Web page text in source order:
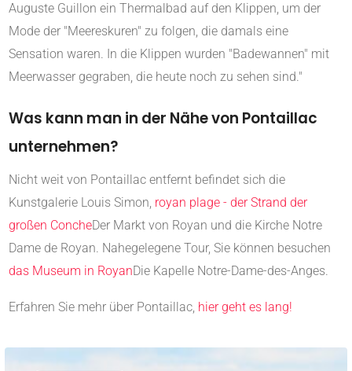
Auguste Guillon ein Thermalbad auf den Klippen, um der
Mode der "Meereskuren" zu folgen, die damals eine
Sensation waren. In die Klippen wurden "Badewannen" mit
Meerwasser gegraben, die heute noch zu sehen sind."
Was kann man in der Nähe von Pontaillac
unternehmen?
Nicht weit von Pontaillac entfernt befindet sich die
Kunstgalerie Louis Simon, royan plage - der Strand der
großen ConcheDer Markt von Royan und die Kirche Notre
Dame de Royan. Nahegelegene Tour, Sie können besuchen
das Museum in RoyanDie Kapelle Notre-Dame-des-Anges.
Erfahren Sie mehr über Pontaillac, hier geht es lang!